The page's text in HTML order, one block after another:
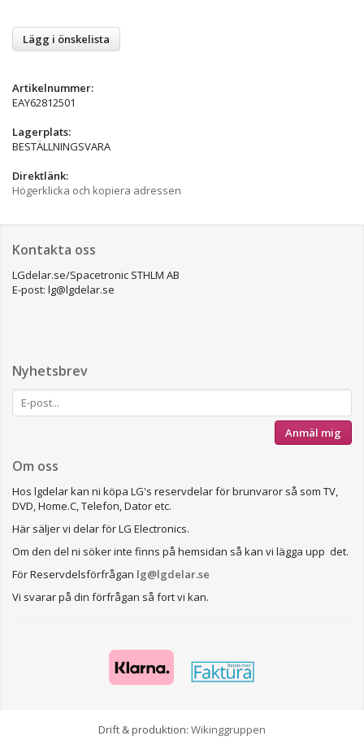
Lägg i önskelista
Artikelnummer:
EAY62812501
Lagerplats:
BESTÄLLNINGSVARA
Direktlänk:
Högerklicka och kopiera adressen
Kontakta oss
LGdelar.se/Spacetronic STHLM AB
E-post: lg@lgdelar.se
Nyhetsbrev
Anmäl mig
Om oss
Hos lgdelar kan ni köpa LG's reservdelar för brunvaror så som TV,
DVD, Home.C, Telefon, Dator etc.
Här säljer vi delar för LG Electronics.
Om den del ni söker inte finns på hemsidan så kan vi lägga upp det.
För Reservdelsförfrågan lg@lgdelar.se
Vi svarar på din förfrågan så fort vi kan.
Drift & produktion: Wikinggruppen